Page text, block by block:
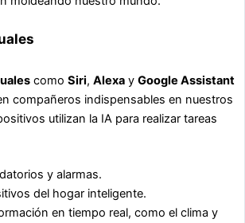
como Siri, Alexa y Google Assistant
compañeros indispensables en nuestros
utilizan la IA para realizar tareas
y alarmas.
del hogar inteligente.
en tiempo real, como el clima y